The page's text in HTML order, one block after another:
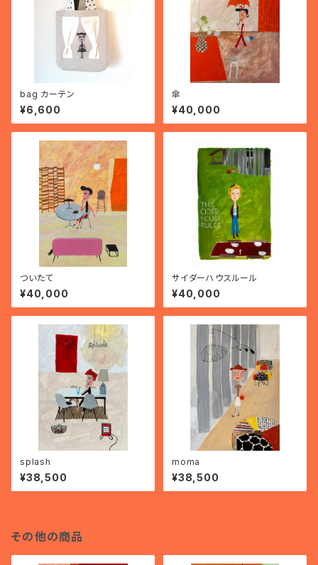
bag カーテン
¥6,600
傘
¥40,000
ついたて
¥40,000
サイダーハウスルール
¥40,000
splash
¥38,500
moma
¥38,500
その他の商品